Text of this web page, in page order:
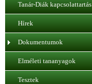
Tanár-Diák kapcsolattartás
Hírek
Dokumentumok
Elméleti tananyagok
Tesztek